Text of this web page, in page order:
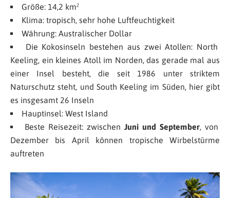
Größe: 14,2 km²
Klima: tropisch, sehr hohe Luftfeuchtigkeit
Währung: Australischer Dollar
Die Kokosinseln bestehen aus zwei Atollen: North
Keeling, ein kleines Atoll im Norden, das gerade mal aus
einer Insel besteht, die seit 1986 unter striktem
Naturschutz steht, und South Keeling im Süden, hier gibt
es insgesamt 26 Inseln
Hauptinsel: West Island
Beste Reisezeit: zwischen Juni und September, von
Dezember bis April können tropische Wirbelstürme
auftreten